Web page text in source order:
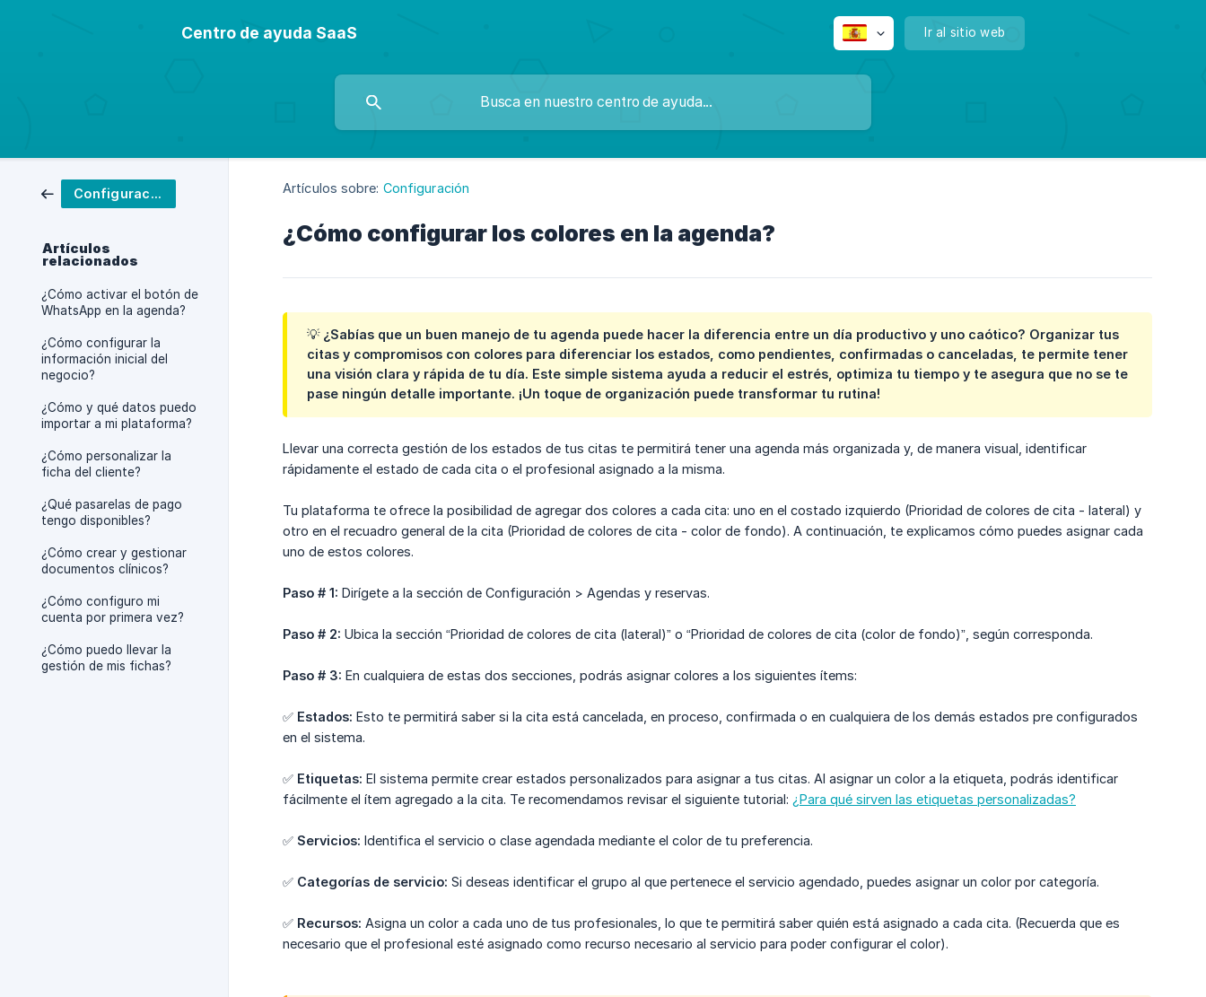
Centro de ayuda SaaS Ir al sitio web
Configuración
Artículos
relacionados
¿Cómo activar el botón de
WhatsApp en la agenda?
¿Cómo configurar la
información inicial del
negocio?
¿Cómo y qué datos puedo
importar a mi plataforma?
¿Cómo personalizar la
ficha del cliente?
¿Qué pasarelas de pago
tengo disponibles?
¿Cómo crear y gestionar
documentos clínicos?
¿Cómo configuro mi
cuenta por primera vez?
¿Cómo puedo llevar la
gestión de mis fichas?
Artículos sobre: Configuración
¿Cómo configurar los colores en la agenda?
💡 ¿Sabías que un buen manejo de tu agenda puede hacer la diferencia entre un día productivo y uno caótico? Organizar tus
citas y compromisos con colores para diferenciar los estados, como pendientes, confirmadas o canceladas, te permite tener
una visión clara y rápida de tu día. Este simple sistema ayuda a reducir el estrés, optimiza tu tiempo y te asegura que no se te
pase ningún detalle importante. ¡Un toque de organización puede transformar tu rutina!
Llevar una correcta gestión de los estados de tus citas te permitirá tener una agenda más organizada y, de manera visual, identificar
rápidamente el estado de cada cita o el profesional asignado a la misma.
Tu plataforma te ofrece la posibilidad de agregar dos colores a cada cita: uno en el costado izquierdo (Prioridad de colores de cita - lateral) y
otro en el recuadro general de la cita (Prioridad de colores de cita - color de fondo). A continuación, te explicamos cómo puedes asignar cada
uno de estos colores.
Paso # 1: Dirígete a la sección de Configuración > Agendas y reservas.
Paso # 2: Ubica la sección “Prioridad de colores de cita (lateral)” o “Prioridad de colores de cita (color de fondo)”, según corresponda.
Paso # 3: En cualquiera de estas dos secciones, podrás asignar colores a los siguientes ítems:
✅ Estados: Esto te permitirá saber si la cita está cancelada, en proceso, confirmada o en cualquiera de los demás estados pre configurados
en el sistema.
✅ Etiquetas: El sistema permite crear estados personalizados para asignar a tus citas. Al asignar un color a la etiqueta, podrás identificar
fácilmente el ítem agregado a la cita. Te recomendamos revisar el siguiente tutorial: ¿Para qué sirven las etiquetas personalizadas?
✅ Servicios: Identifica el servicio o clase agendada mediante el color de tu preferencia.
✅ Categorías de servicio: Si deseas identificar el grupo al que pertenece el servicio agendado, puedes asignar un color por categoría.
✅ Recursos: Asigna un color a cada uno de tus profesionales, lo que te permitirá saber quién está asignado a cada cita. (Recuerda que es
necesario que el profesional esté asignado como recurso necesario al servicio para poder configurar el color).